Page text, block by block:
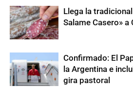
Llega la
Salame Casero» a
Confirmado: El
la Argentina e
gira pastoral